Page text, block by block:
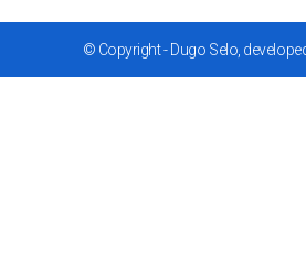
© Copyright - Dugo Selo,